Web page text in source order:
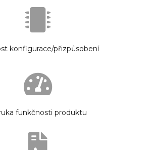
konfigurace/přizpůsobení
funkčnosti produktu